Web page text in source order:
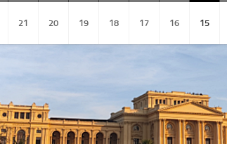
21 20 19 18 17 16 15